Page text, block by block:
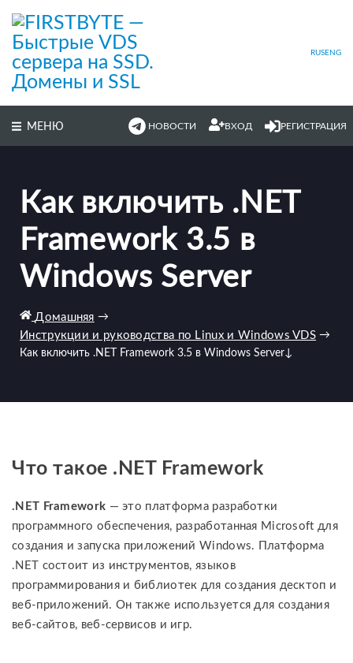
основному
содержимому
RUS ENG
МЕНЮ НОВОСТИ ВХОД РЕГИСТРАЦИЯ
Как включить .NET
Framework 3.5 в
Windows Server
Домашняя →
Инструкции и руководства по Linux и Windows VDS →
Как включить .NET Framework 3.5 в Windows Server↓
Что такое .NET Framework
.NЕТ Framework — это платформа разработки
программного обеспечения, разработанная Microsoft для
создания и запуска приложений Windows. Платформа
.NET состоит из инструментов, языков
программирования и библиотек для создания десктоп и
веб-приложений. Он также используется для создания
веб-сайтов, веб-сервисов и игр.